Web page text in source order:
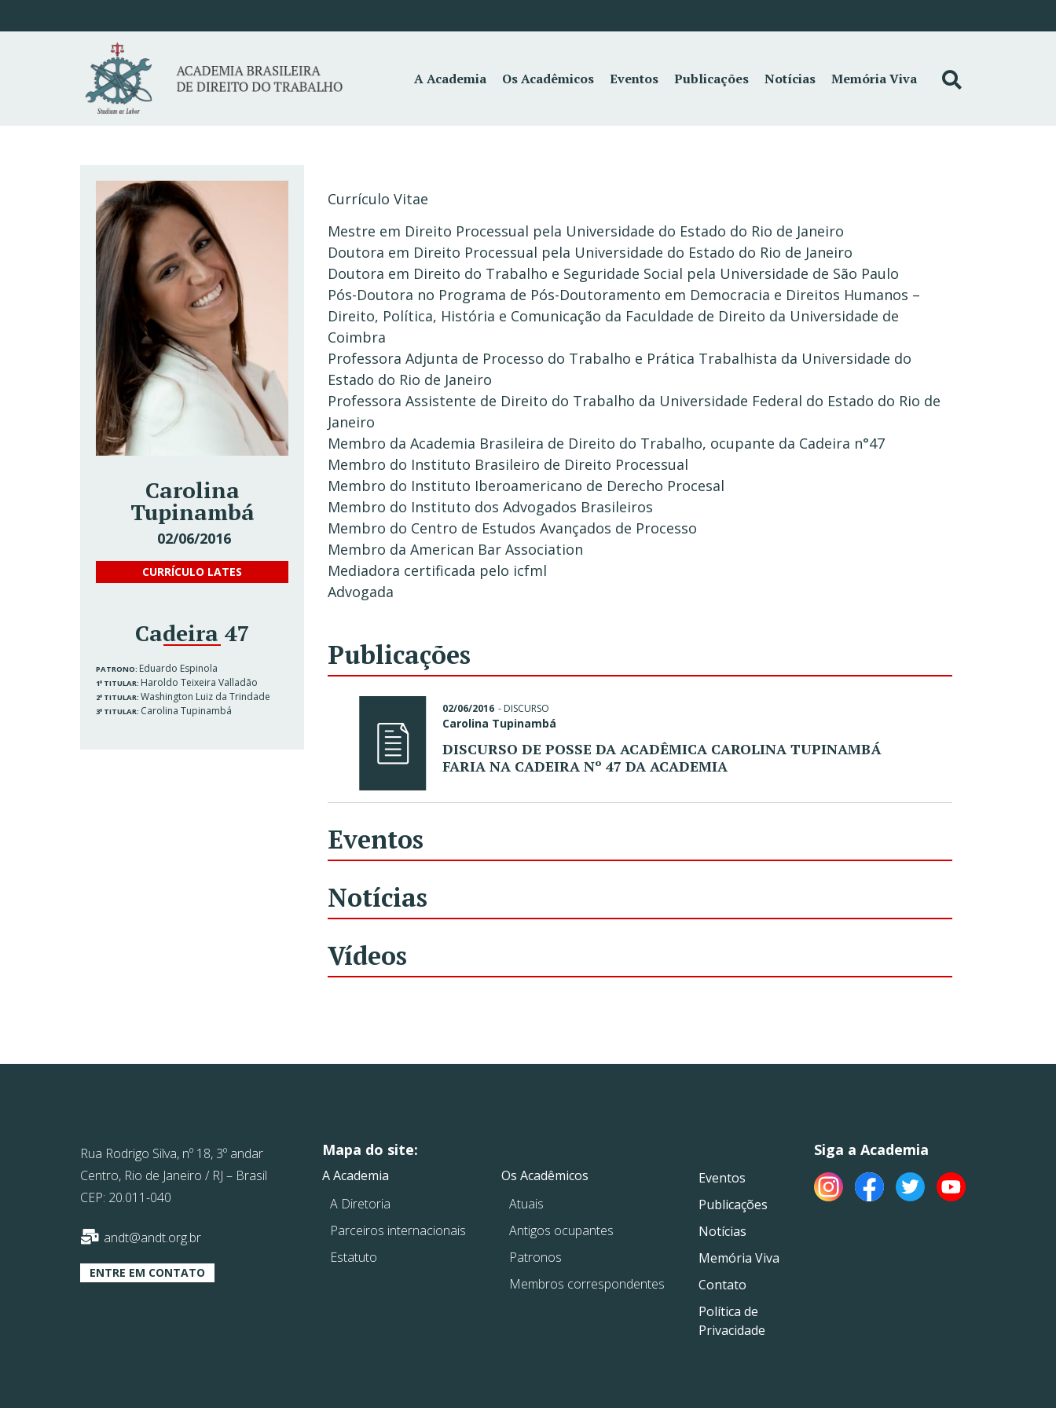
A Academia Os Acadêmicos Eventos Publicações Notícias Memória Viva
Carolina
Tupinambá
02/06/2016
CURRÍCULO LATES
Cadeira 47
PATRONO: Eduardo Espinola
1º TITULAR: Haroldo Teixeira Valladão
2º TITULAR: Washington Luiz da Trindade
3º TITULAR: Carolina Tupinambá
Currículo Vitae
Mestre em Direito Processual pela Universidade do Estado do Rio de Janeiro
Doutora em Direito Processual pela Universidade do Estado do Rio de Janeiro
Doutora em Direito do Trabalho e Seguridade Social pela Universidade de São Paulo
Pós-Doutora no Programa de Pós-Doutoramento em Democracia e Direitos Humanos –
Direito, Política, História e Comunicação da Faculdade de Direito da Universidade de
Coimbra
Professora Adjunta de Processo do Trabalho e Prática Trabalhista da Universidade do
Estado do Rio de Janeiro
Professora Assistente de Direito do Trabalho da Universidade Federal do Estado do Rio de
Janeiro
Membro da Academia Brasileira de Direito do Trabalho, ocupante da Cadeira n°47
Membro do Instituto Brasileiro de Direito Processual
Membro do Instituto Iberoamericano de Derecho Procesal
Membro do Instituto dos Advogados Brasileiros
Membro do Centro de Estudos Avançados de Processo
Membro da American Bar Association
Mediadora certificada pelo icfml
Advogada
Publicações
02/06/2016 - DISCURSO
Carolina Tupinambá
DISCURSO DE POSSE DA ACADÊMICA CAROLINA TUPINAMBÁ
FARIA NA CADEIRA Nº 47 DA ACADEMIA
Eventos
Notícias
Vídeos
Rua Rodrigo Silva, nº 18, 3º andar
Centro, Rio de Janeiro / RJ – Brasil
CEP: 20.011-040
andt@andt.org.br
ENTRE EM CONTATO
Mapa do site:
A Academia
A Diretoria
Parceiros internacionais
Estatuto
Os Acadêmicos
Atuais
Antigos ocupantes
Patronos
Membros correspondentes
Eventos
Publicações
Notícias
Memória Viva
Contato
Política de
Privacidade
Siga a Academia